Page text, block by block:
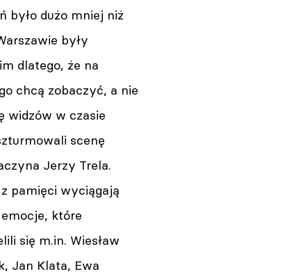
było dużo mniej niż
były
dlatego, że na
chcą zobaczyć, a nie
widzów w czasie
scenę
Jerzy Trela.
pamięci wyciągają
które
się m.in. Wiesław
Jan Klata, Ewa